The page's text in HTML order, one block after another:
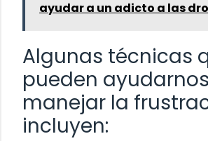
ayudar a un adicto a las
Algunas técnicas
pueden
manejar la
incluyen: